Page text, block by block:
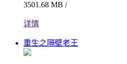
3501.68 MB /
详情
重生之隔壁老王